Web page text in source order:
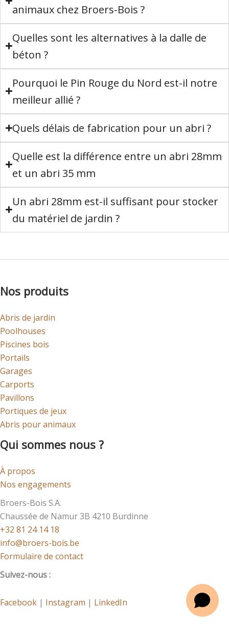
animaux chez Broers-Bois ?
Quelles sont les alternatives à la dalle de
béton ?
Pourquoi le Pin Rouge du Nord est-il notre
meilleur allié ?
Quels délais de fabrication pour un abri ?
Quelle est la différence entre un abri 28mm
et un abri 35 mm
Un abri 28mm est-il suffisant pour stocker
du matériel de jardin ?
Nos produits
Abris de jardin
Poolhouses
Piscines bois
Portails
Garages
Carports
Pavillons
Portiques de jeux
Abris pour animaux
Qui sommes nous ?
À propos
Nos engagements
Broers-Bois S.A.
Chaussée de Namur 3B 4210 Burdinne
+32 81 24 14 18
info@broers-bois.be
Formulaire de contact
Suivez-nous :
Facebook | Instagram | LinkedIn